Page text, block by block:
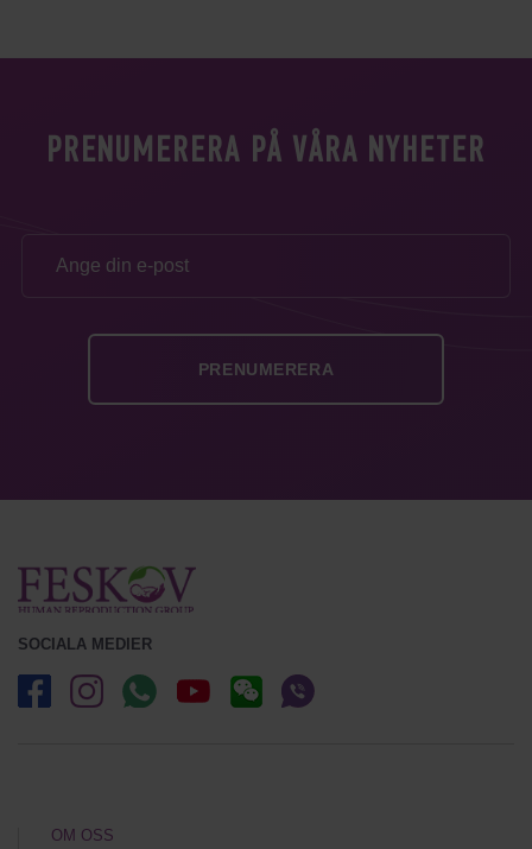
PRENUMERERA PÅ VÅRA NYHETER
SOCIALA MEDIER
OM OSS